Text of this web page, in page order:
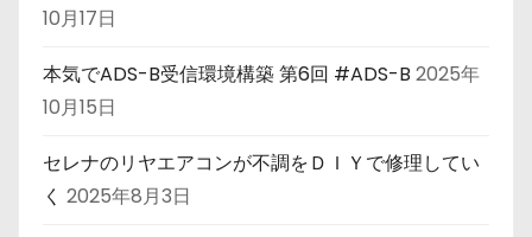
10月17日
本気でADS-B受信環境構築 第6回 #ADS-B 2025年
10月15日
セレナのリヤエアコンが不調をＤＩＹで修理してい
く 2025年8月3日